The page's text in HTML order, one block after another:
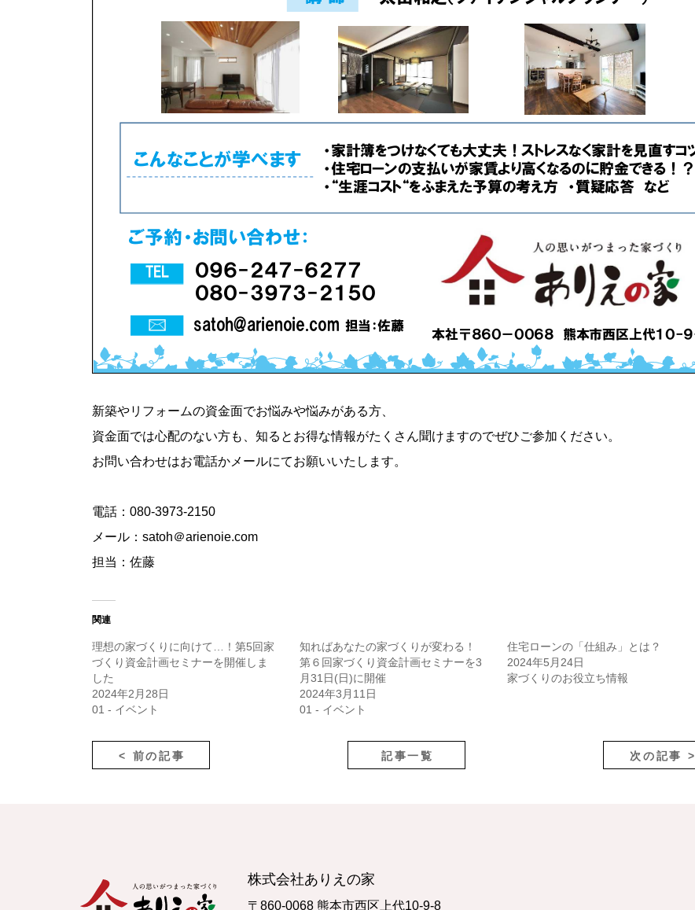
新築やリフォームの資金面でお悩みや悩みがある方、
資金面では心配のない方も、知るとお得な情報がたくさん聞けますのでぜひご参加ください。
お問い合わせはお電話かメールにてお願いいたします。
電話：080-3973-2150
メール：satoh＠arienoie.com
担当：佐藤
関連
理想の家づくりに向けて…！第5回家
づくり資金計画セミナーを開催しま
した
2024年2月28日
01 - イベント
知ればあなたの家づくりが変わる！
第６回家づくり資金計画セミナーを3
月31日(日)に開催
2024年3月11日
01 - イベント
住宅ローンの「仕組み」とは？
2024年5月24日
家づくりのお役立ち情報
< 前の記事 記事一覧 次の記事 >
株式会社ありえの家
〒860-0068 熊本市西区上代10-9-8